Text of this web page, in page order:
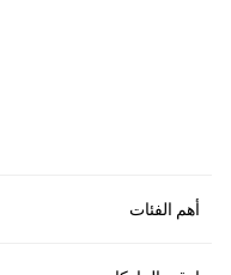
أهم الفئات